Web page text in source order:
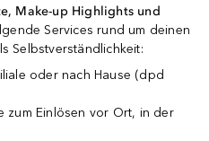
Make-up Highlights und
Services rund um deinen
Selbstverständlichkeit:
oder nach Hause (dpd
zum Einlösen vor Ort, in der